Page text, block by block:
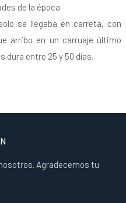
de la época
se llegaba en carreta, con
arribo en un carruaje último
dura entre 25 y 50 días.
Agradecemos tu